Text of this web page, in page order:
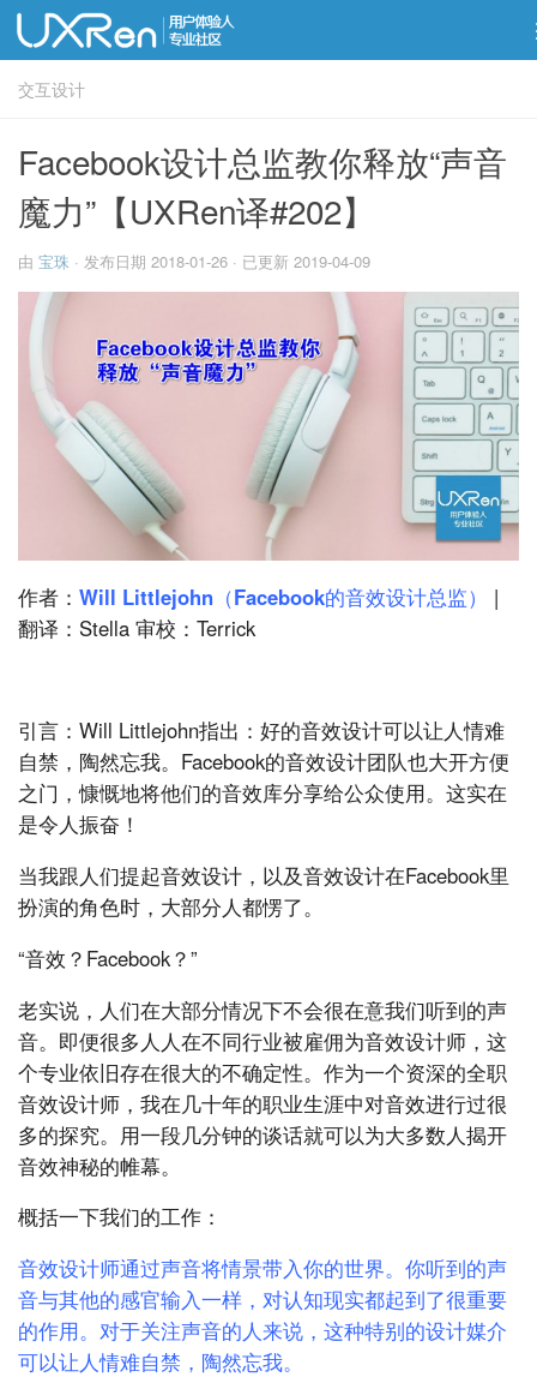
交互设计
Facebook设计总监教你释放“声音
魔力”【UXRen译#202】
由 宝珠 · 发布日期 2018-01-26 · 已更新 2019-04-09
作者： Will Littlejohn（Facebook的音效设计总监）
|
翻译：Stella 审校：Terrick
引言：Will Littlejohn指出：好的音效设计可以让人情难
自禁，陶然忘我。Facebook的音效设计团队也大开方便
之门，慷慨地将他们的音效库分享给公众使用。这实在
是令人振奋！
当我跟人们提起音效设计，以及音效设计在Facebook里
扮演的角色时，大部分人都愣了。
“音效？Facebook？”
老实说，人们在大部分情况下不会很在意我们听到的声
音。即便很多人人在不同行业被雇佣为音效设计师，这
个专业依旧存在很大的不确定性。作为一个资深的全职
音效设计师，我在几十年的职业生涯中对音效进行过很
多的探究。用一段几分钟的谈话就可以为大多数人揭开
音效神秘的帷幕。
概括一下我们的工作：
音效设计师通过声音将情景带入你的世界。你听到的声
音与其他的感官输入一样，对认知现实都起到了很重要
的作用。对于关注声音的人来说，这种特别的设计媒介
可以让人情难自禁，陶然忘我。